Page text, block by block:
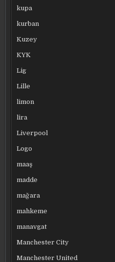
kupa
kurban
Kuzey
KYK
Lig
Lille
limon
lira
Liverpool
Logo
maaş
madde
mağara
mahkeme
manavgat
Manchester City
Manchester United